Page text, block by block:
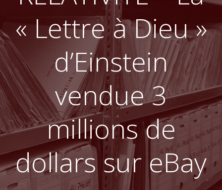
« Lettre à Dieu »
d’Einstein
vendue 3
millions de
dollars sur eBay